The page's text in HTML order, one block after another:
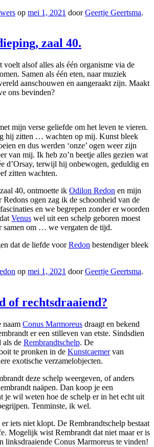
op mei 1, 2021 doorGeertje Geertsma.
zaal 40.
alsof alles als één organisme via de
Samen als één eten, naar muziek
aanschouwen en aangeraakt zijn. Maakt
ons bevinden?
mijn verse geliefde om het leven te vieren.
hij zitten … wachten op mij. Kunst bleek
en dus werden ‘onze’ ogen weer zijn
van mij. Ik heb zo’n beetje alles gezien wat
d’Orsay, terwijl hij onbewogen, geduldig en
zitten wachten.
40, ontmoette ik Odilon Redon en mijn
ogen zag ik de schoonheid van de
en we begrepen zonder er woorden
Venus wel uit een schelp geboren moest
samen om … we vergaten de tijd.
dat de liefde voorRedon bestendiger bleek
op mei 1, 2021 doorGeertje Geertsma.
of rechtsdraaiend?
naam Conus Marmoreus draagt en bekend
er een stilleven van etste. Sindsdien
als de Rembrandtschelp. De
te pronken in de Kunstcaemervan
exotische verzamelobjecten.
deze schelp weergeven, of anders
naäpen. Dan koop je een
je wil weten hoe de schelp er in het echt uit
Tenminste, ik wel.
iets niet klopt. De Rembrandtschelp bestaat
Mogelijk wist Rembrandt dat niet maar er is
linksdraaiende Conus Marmoreus te vinden!